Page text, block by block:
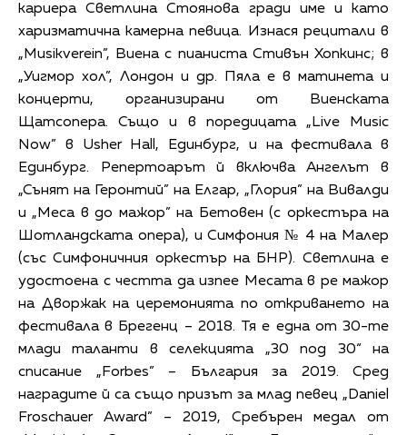
кариера Светлина Стоянова гради име и като
харизматична камерна певица. Изнася рецитали в
„Musikverein”, Виена с пианиста Стивън Хопкинс; в
„Уигмор хол”, Лондон и др. Пяла е в матинета и
концерти, организирани от Виенската
Щатсопера. Също и в поредицата „Live Music
Now” в Usher Hall, Единбург, и на фестивала в
Единбург. Репертоарът й включва Ангелът в
„Сънят на Геронтий” на Елгар, „Глория” на Вивалди
и „Меса в до мажор” на Бетовен (с оркестъра на
Шотландската опера), и Симфония № 4 на Малер
(със Симфоничния оркестър на БНР). Светлина е
удостоена с честта да изпее Месата в ре мажор
на Дворжак на церемонията по откриването на
фестивала в Брегенц – 2018. Тя е една от 30-те
млади таланти в селекцията „30 под 30“ на
списание „Forbes” – България за 2019. Сред
наградите й са също призът за млад певец „Daniel
Froschauer Award” – 2019, Сребърен медал от